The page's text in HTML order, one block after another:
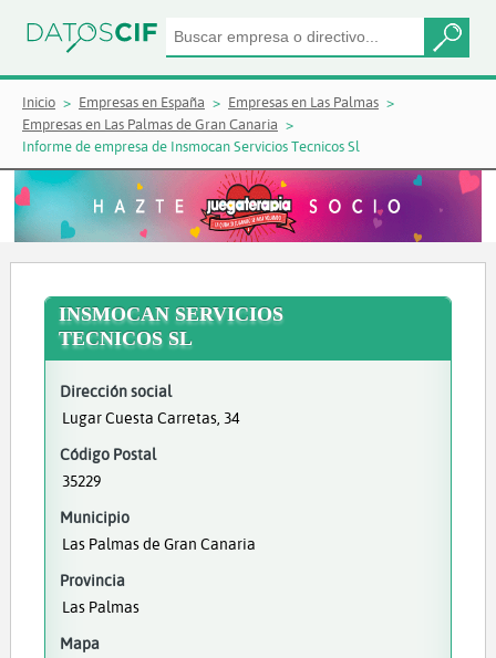
Inicio Empresas en España
Empresas en Las Palmas
Empresas en Las Palmas de Gran Canaria
Informe de empresa de Insmocan Servicios Tecnicos Sl
INSMOCAN SERVICIOS
TECNICOS SL
Dirección social
Lugar Cuesta Carretas, 34
Código Postal
35229
Municipio
Las Palmas de Gran Canaria
Provincia
Las Palmas
Mapa